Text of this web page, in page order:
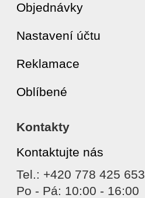
Objednávky
Nastavení účtu
Reklamace
Oblíbené
Kontakty
Kontaktujte nás
Tel.: +420 778 425 653
Po - Pá: 10:00 - 16:00